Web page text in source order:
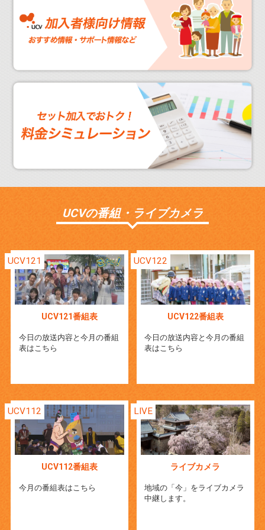
UCVの番組・ライブカメラ
UCV121
UCV121番組表
今日の放送内容と今月の番組
表はこちら
UCV122
UCV122番組表
今日の放送内容と今月の番組
表はこちら
UCV112
UCV112番組表
今月の番組表はこちら
LIVE
ライブカメラ
地域の「今」をライブカメラ
中継します。